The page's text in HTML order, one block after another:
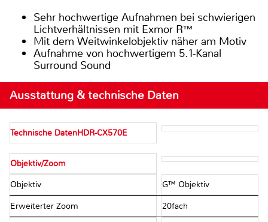
Sehr hochwertige Aufnahmen bei schwierigen
Lichtverhältnissen mit Exmor R™
Mit dem Weitwinkelobjektiv näher am Motiv
Aufnahme von hochwertigem 5.1-Kanal
Surround Sound
Ausstattung & technische Daten
Technische DatenHDR-CX570E
Objektiv/Zoom
Objektiv G™ Objektiv
Erweiterter Zoom 20fach